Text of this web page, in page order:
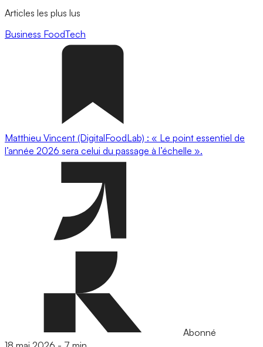
Articles les plus lus
Business FoodTech
Matthieu Vincent (DigitalFoodLab) : « Le point essentiel de
l’année 2026 sera celui du passage à l’échelle ».
Abonné